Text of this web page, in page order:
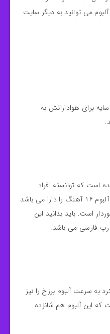
می توانید به دیگر سایت
برای هوادارانش به
است که توانسته افراد
بسیاری را به خود جذب کند. این آلبوم ۱۶ آهنگ را دارا می باشد
است. باید بدانید این
فارسی می باشد.
به سرعت آلبوم برزخ را نیز
که این آلبوم هم شانزده